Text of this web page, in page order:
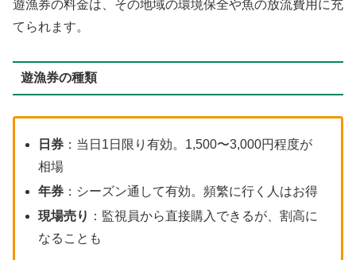
遊漁券の料金は、その地域の環境保全や魚の放流費用に充
てられます。
遊漁券の種類
日券 ：当日1日限り有効。1,500〜3,000円程度が
相場
年券 ：シーズン通して有効。頻繁に行く人はお得
現場売り ：監視員から直接購入できるが、割高に
なることも